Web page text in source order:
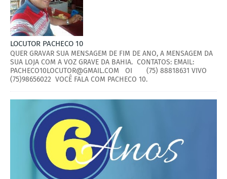
LOCUTOR PACHECO 10
QUER GRAVAR SUA MENSAGEM DE FIM DE ANO, A MENSAGEM DA
SUA LOJA COM A VOZ GRAVE DA BAHIA. CONTATOS: EMAIL:
PACHECO10LOCUTOR@GMAIL.COM OI (75) 88818631 VIVO
(75)98656022 VOCÊ FALA COM PACHECO 10.